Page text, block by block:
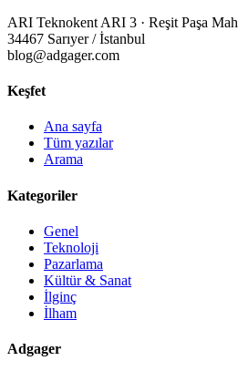
ARI Teknokent ARI 3 · Reşit Paşa
34467 Sarıyer / İstanbul
blog@adgager.com
Keşfet
Ana sayfa
Tüm yazılar
Arama
Kategoriler
Genel
Teknoloji
Pazarlama
Kültür & Sanat
İlginç
İlham
Adgager